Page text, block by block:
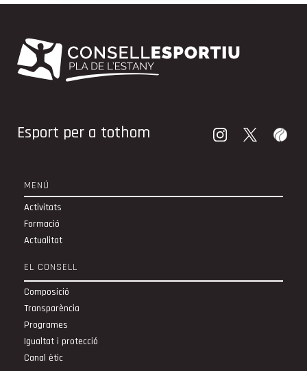
Esport per a tothom
MENÚ
Activitats
Formació
Actualitat
EL CONSELL
Composició
Transparència
Programes
Igualtat i protecció
Canal ètic